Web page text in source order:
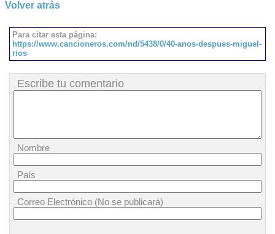
Volver atrás
Para citar esta página:
https://www.cancioneros.com/nd/5438/0/40-anos-despues-miguel-
rios
Escribe tu comentario
Nombre
País
Correo Electrónico (No se publicará)